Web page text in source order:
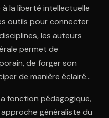
la liberté intellectuelle
outils pour connecter
les auteurs
permet de
de forger son
de manière éclairée
fonction pédagogique,
généraliste du